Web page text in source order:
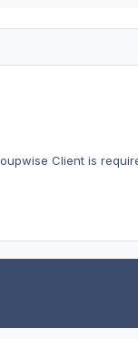
Client is